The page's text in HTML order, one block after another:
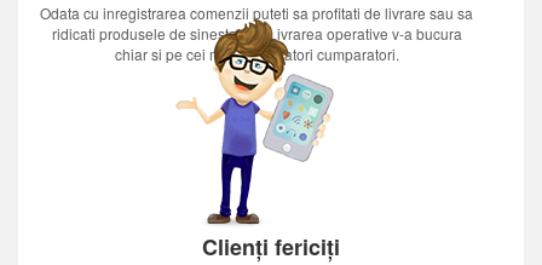
Odata cu inregistrarea comenzii puteti sa profitati de livrare sau sa
ridicati produsele de sinestatator.Livrarea operative v-a bucura
chiar si pe cei mai nerabdatori cumparatori.
Clienți fericiți